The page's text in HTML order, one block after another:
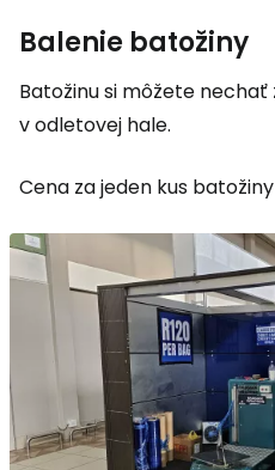
Balenie batožiny
Batožinu si môžete
v odletovej hale.
Cena za jeden kus